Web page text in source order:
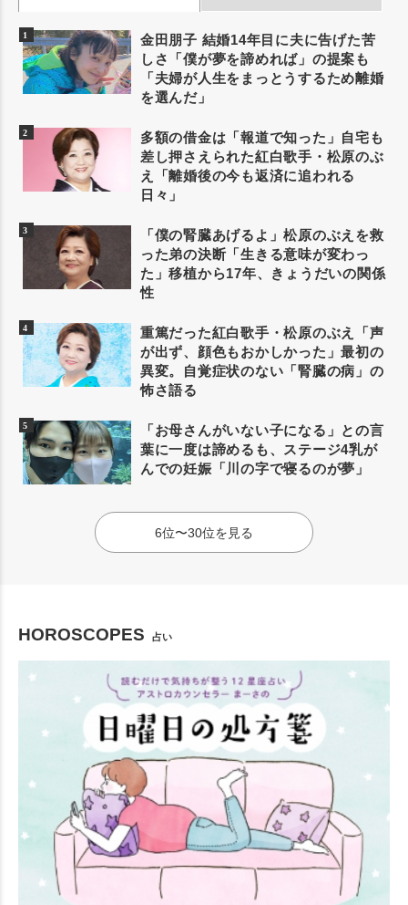
金田朋子 結婚14年目に夫に告げた苦
しさ「僕が夢を諦めれば」の提案も
「夫婦が人生をまっとうするため離婚
を選んだ」
多額の借金は「報道で知った」自宅も
差し押さえられた紅白歌手・松原のぶ
え「離婚後の今も返済に追われる
日々」
「僕の腎臓あげるよ」松原のぶえを救
った弟の決断「生きる意味が変わっ
た」移植から17年、きょうだいの関係
性
重篤だった紅白歌手・松原のぶえ「声
が出ず、顔色もおかしかった」最初の
異変。自覚症状のない「腎臓の病」の
怖さ語る
「お母さんがいない子になる」との言
葉に一度は諦めるも、ステージ4乳が
んでの妊娠「川の字で寝るのが夢」
6位〜30位を見る
HOROSCOPES 占い